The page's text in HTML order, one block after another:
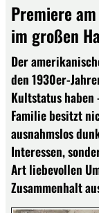
Premiere
im großen
Der
den 1930er-
Kultstatus haben
Familie besitzt
ausnahmslos
Interessen,
Art liebevollen
Zusammenhalt